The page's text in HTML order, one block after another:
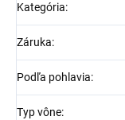
Kategória:
Záruka:
Podľa pohlavia:
Typ vône: